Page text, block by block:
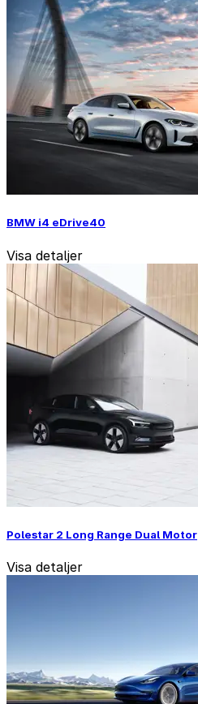
BMW i4 eDrive40
Visa detaljer
Polestar 2 Long Range Dual Motor
Visa detaljer